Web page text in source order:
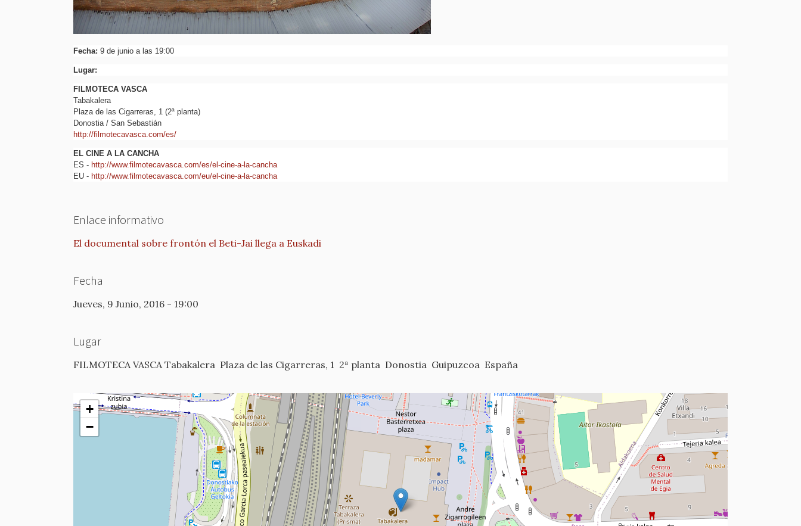
Fecha: 9 de junio a las 19:00
Lugar:
FILMOTECA VASCA
Tabakalera
Plaza de las Cigarreras, 1 (2ª planta)
Donostia / San Sebastián
​http://filmotecavasca.com/es/
EL CINE A LA CANCHA
ES - http://www.filmotecavasca.com/es/el-cine-a-la-cancha
EU - http://www.filmotecavasca.com/eu/el-cine-a-la-cancha​
Enlace informativo
El documental sobre frontón el Beti-Jai llega a Euskadi
Fecha
Jueves, 9 Junio, 2016 - 19:00
Lugar
FILMOTECA VASCA Tabakalera Plaza de las Cigarreras, 1 2ª planta Donostia Guipuzcoa España
+
−